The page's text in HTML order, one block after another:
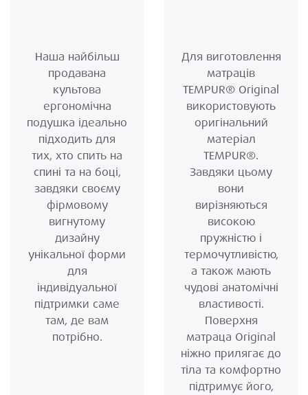
Наша найбільш
продавана
культова
ергономічна
подушка ідеально
підходить для
тих, хто спить на
спині та на боці,
завдяки своєму
фірмовому
вигнутому
дизайну
унікальної форми
для
індивідуальної
підтримки саме
там, де вам
потрібно.
Для виготовлення
матраців
TEMPUR® Original
використовують
оригінальний
матеріал
TEMPUR®.
Завдяки цьому
вони
вирізняються
високою
пружністю і
термочутливістю,
а також мають
чудові анатомічні
властивості.
Поверхня
матраца Original
ніжно прилягає до
тіла та комфортно
підтримує його,